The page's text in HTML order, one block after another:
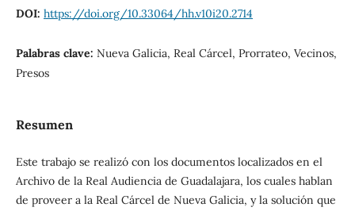
DOI: https://doi.org/10.33064/hh.v10i20.2714
Palabras clave: Nueva Galicia, Real Cárcel, Prorrateo, Vecinos,
Presos
Resumen
Este trabajo se realizó con los documentos localizados en el
Archivo de la Real Audiencia de Guadalajara, los cuales hablan
de proveer a la Real Cárcel de Nueva Galicia, y la solución que